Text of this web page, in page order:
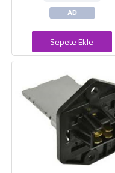
AD
Sepete Ekle